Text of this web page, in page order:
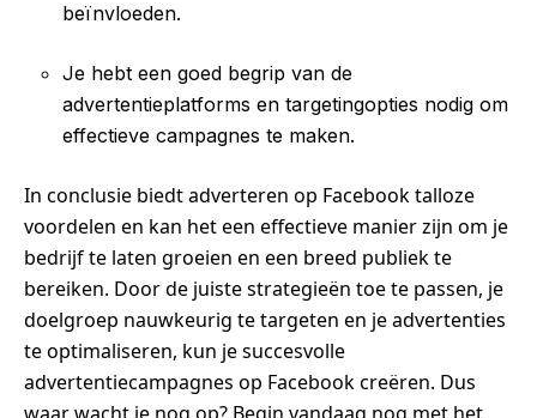
beïnvloeden.
Je hebt een goed begrip van de
advertentieplatforms en targetingopties nodig om
effectieve campagnes te maken.
In conclusie biedt adverteren op Facebook talloze
voordelen en kan het een effectieve manier zijn om je
bedrijf te laten groeien en een breed publiek te
bereiken. Door de juiste strategieën toe te passen, je
doelgroep nauwkeurig te targeten en je advertenties
te optimaliseren, kun je succesvolle
advertentiecampagnes op Facebook creëren. Dus